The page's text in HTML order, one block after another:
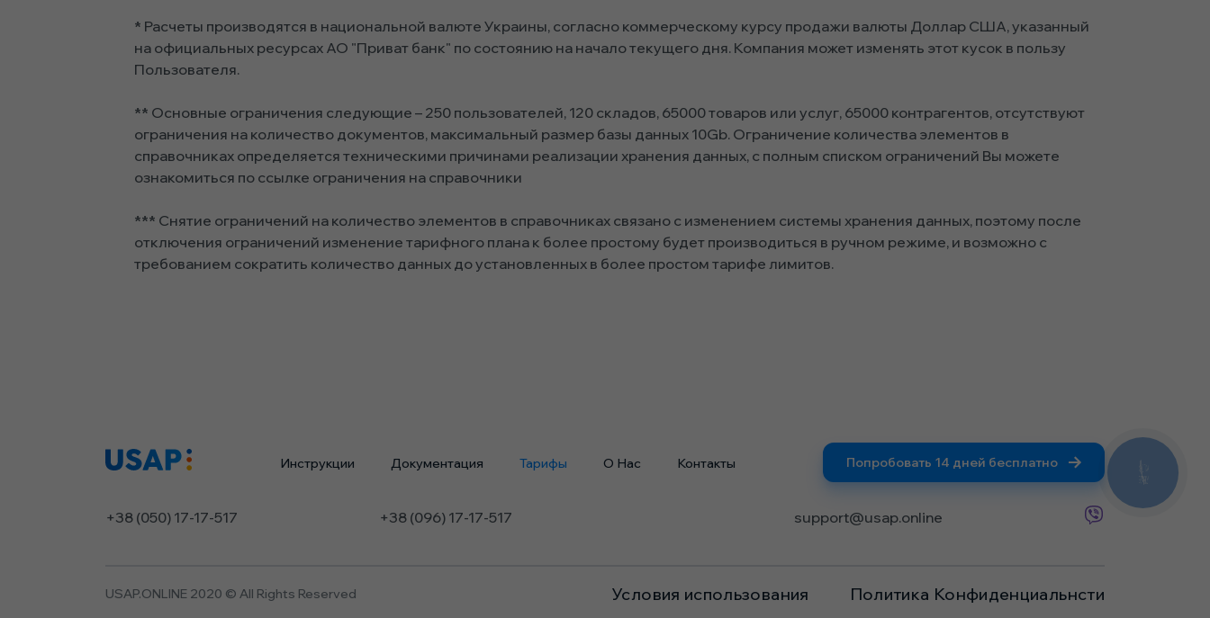
* Расчеты производятся в национальной валюте Украины, согласно коммерческому курсу продажи валюты Доллар США, указанный
на официальных ресурсах АО "Приват банк" по состоянию на начало текущего дня. Компания может изменять этот кусок в пользу
Пользователя.
** Основные ограничения следующие – 250 пользователей, 120 складов, 65000 товаров или услуг, 65000 контрагентов, отсутствуют
ограничения на количество документов, максимальный размер базы данных 10Gb. Ограничение количества элементов в
справочниках определяется техническими причинами реализации хранения данных, с полным списком ограничений Вы можете
ознакомиться по ссылке ограничения на справочники
*** Снятие ограничений на количество элементов в справочниках связано с изменением системы хранения данных, поэтому после
отключения ограничений изменение тарифного плана к более простому будет производиться в ручном режиме, и возможно с
требованием сократить количество данных до установленных в более простом тарифе лимитов.
Инструкции Документация Тарифы О Нас Контакты Попробовать 14 дней бесплатно
+38 (050) 17-17-517 +38 (096) 17-17-517 support@usap.online
USAP.ONLINE 2020 © All Rights Reserved Условия использования Политика Конфиденциальнсти
ЗВ'ЯЗКУ